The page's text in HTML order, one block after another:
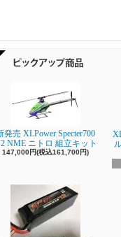
発売 XLPower Specter700
NME ニトロ 組立キット
147,000円(税込161,700円)